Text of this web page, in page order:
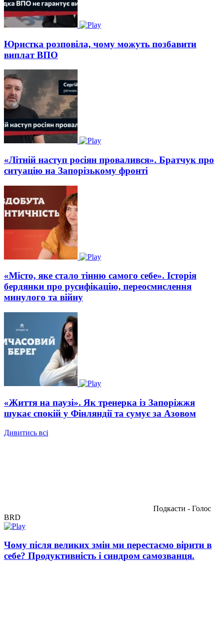
Юристка розповіла, чому можуть позбавити
виплат ВПО
«Літній наступ росіян провалився». Братчук про
ситуацію на Запорізькому фронті
«Місто, яке стало тінню самого себе». Історія
бердянки про русифікацію, переосмислення
минулого та війну
«Життя на паузі». Як тренерка із Запоріжжя
шукає спокій у Фінляндії та сумує за Азовом
Дивитись всі
Подкасти - Голос
BRD
Чому після великих змін ми перестаємо вірити в
себе? Продуктивність і синдром самозванця.